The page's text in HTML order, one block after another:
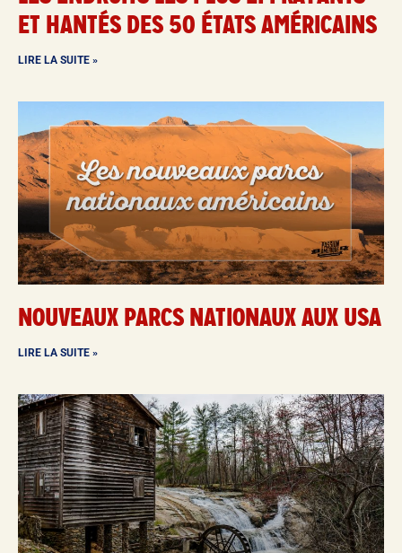
ET HANTÉS DES 50 ÉTATS AMÉRICAINS
LIRE LA SUITE »
NOUVEAUX PARCS NATIONAUX AUX USA
LIRE LA SUITE »